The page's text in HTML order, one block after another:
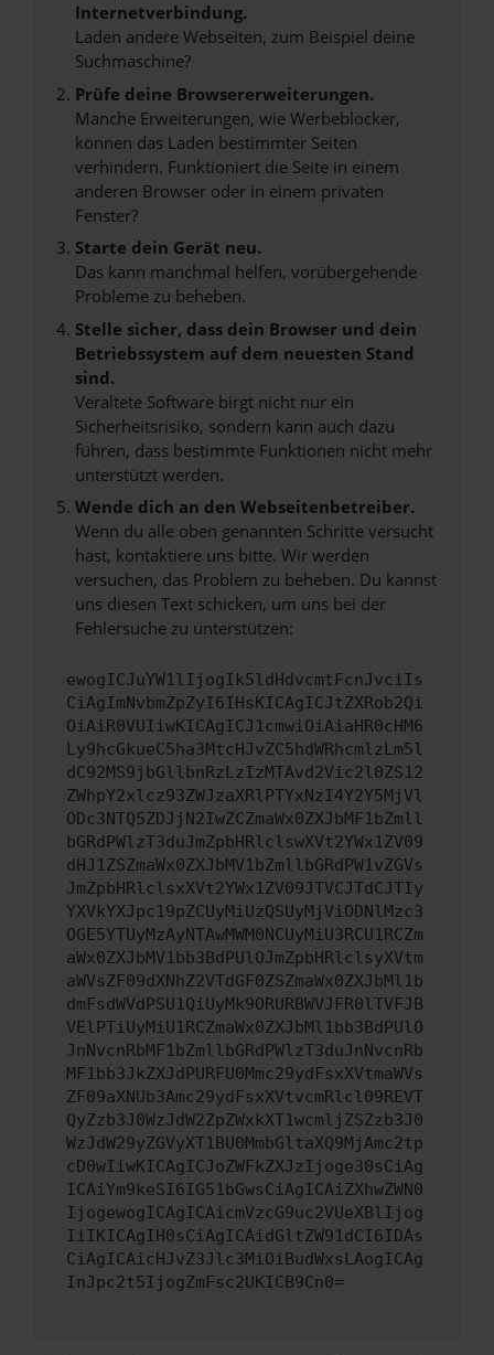
Internetverbindung.
Laden andere Webseiten, zum Beispiel deine
Suchmaschine?
Prüfe deine Browsererweiterungen.
Manche Erweiterungen, wie Werbeblocker,
können das Laden bestimmter Seiten
verhindern. Funktioniert die Seite in einem
anderen Browser oder in einem privaten
Fenster?
Starte dein Gerät neu.
Das kann manchmal helfen, vorübergehende
Probleme zu beheben.
Stelle sicher, dass dein Browser und dein
Betriebssystem auf dem neuesten Stand
sind.
Veraltete Software birgt nicht nur ein
Sicherheitsrisiko, sondern kann auch dazu
führen, dass bestimmte Funktionen nicht mehr
unterstützt werden.
Wende dich an den Webseitenbetreiber.
Wenn du alle oben genannten Schritte versucht
hast, kontaktiere uns bitte. Wir werden
versuchen, das Problem zu beheben. Du kannst
uns diesen Text schicken, um uns bei der
Fehlersuche zu unterstützen:
ewogICJuYW1lIjogIk5ldHdvcmtFcnJvciIs
CiAgImNvbmZpZyI6IHsKICAgICJtZXRob2Qi
OiAiR0VUIiwKICAgICJ1cmwiOiAiaHR0cHM6
Ly9hcGkueC5ha3MtcHJvZC5hdWRhcmlzLm5l
dC92MS9jbGllbnRzLzIzMTAvd2Vic2l0ZS12
ZWhpY2xlcz93ZWJzaXRlPTYxNzI4Y2Y5MjVl
ODc3NTQ5ZDJjN2IwZCZmaWx0ZXJbMF1bZmll
bGRdPWlzT3duJmZpbHRlclswXVt2YWx1ZV09
dHJ1ZSZmaWx0ZXJbMV1bZmllbGRdPW1vZGVs
JmZpbHRlclsxXVt2YWx1ZV09JTVCJTdCJTIy
YXVkYXJpc19pZCUyMiUzQSUyMjViODNlMzc3
OGE5YTUyMzAyNTAwMWM0NCUyMiU3RCU1RCZm
aWx0ZXJbMV1bb3BdPUlOJmZpbHRlclsyXVtm
aWVsZF09dXNhZ2VTdGF0ZSZmaWx0ZXJbMl1b
dmFsdWVdPSU1QiUyMk9ORURBWVJFR0lTVFJB
VElPTiUyMiU1RCZmaWx0ZXJbMl1bb3BdPUlO
JnNvcnRbMF1bZmllbGRdPWlzT3duJnNvcnRb
MF1bb3JkZXJdPURFU0Mmc29ydFsxXVtmaWVs
ZF09aXNUb3Amc29ydFsxXVtvcmRlcl09REVT
QyZzb3J0WzJdW2ZpZWxkXT1wcmljZSZzb3J0
WzJdW29yZGVyXT1BU0MmbGltaXQ9MjAmc2tp
cD0wIiwKICAgICJoZWFkZXJzIjoge30sCiAg
ICAiYm9keSI6IG51bGwsCiAgICAiZXhwZWN0
IjogewogICAgICAicmVzcG9uc2VUeXBlIjog
IiIKICAgIH0sCiAgICAidGltZW91dCI6IDAs
CiAgICAicHJvZ3Jlc3MiOiBudWxsLAogICAg
InJpc2t5IjogZmFsc2UKICB9Cn0=